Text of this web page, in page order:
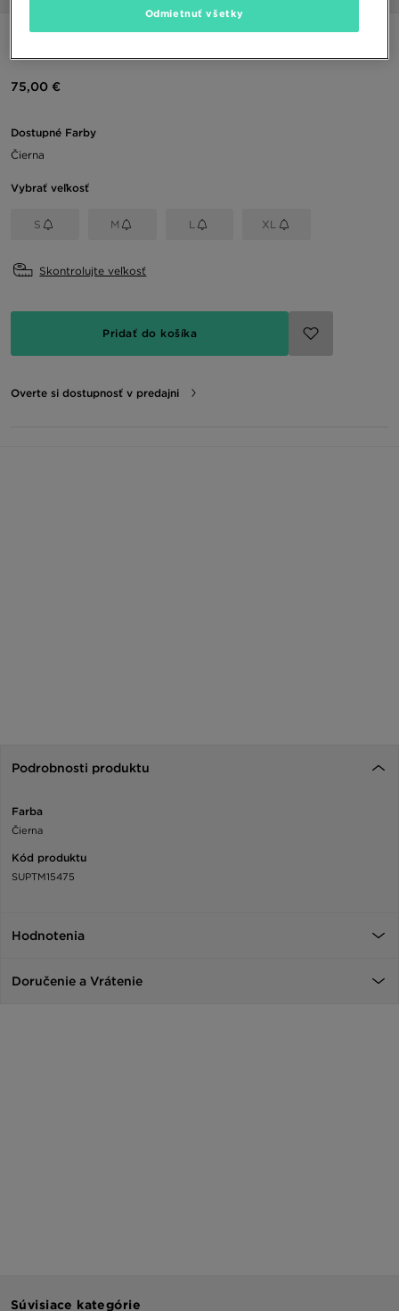
75,00 €
Dostupné Farby
Čierna
Vybrať veľkosť
S M L XL
Skontrolujte veľkosť
Pridať do košíka
Overte si dostupnosť v predajni
Podrobnosti produktu
Farba
Čierna
Kód produktu
SUPTM15475
Hodnotenia
Doručenie a Vrátenie
Súvisiace kategórie
Odmietnuť všetky